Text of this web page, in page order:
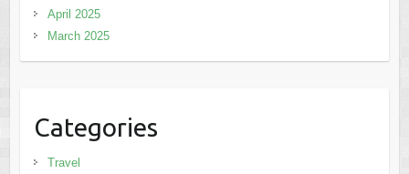
April 2025
March 2025
Categories
Travel